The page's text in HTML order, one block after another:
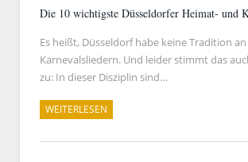
Die 10 wichtigste Düsseldorfer Heimat- und
Es heißt, Düsseldorf habe keine Tradition an
Karnevalsliedern. Und leider stimmt das
zu: In dieser Disziplin sind…
WEITERLESEN